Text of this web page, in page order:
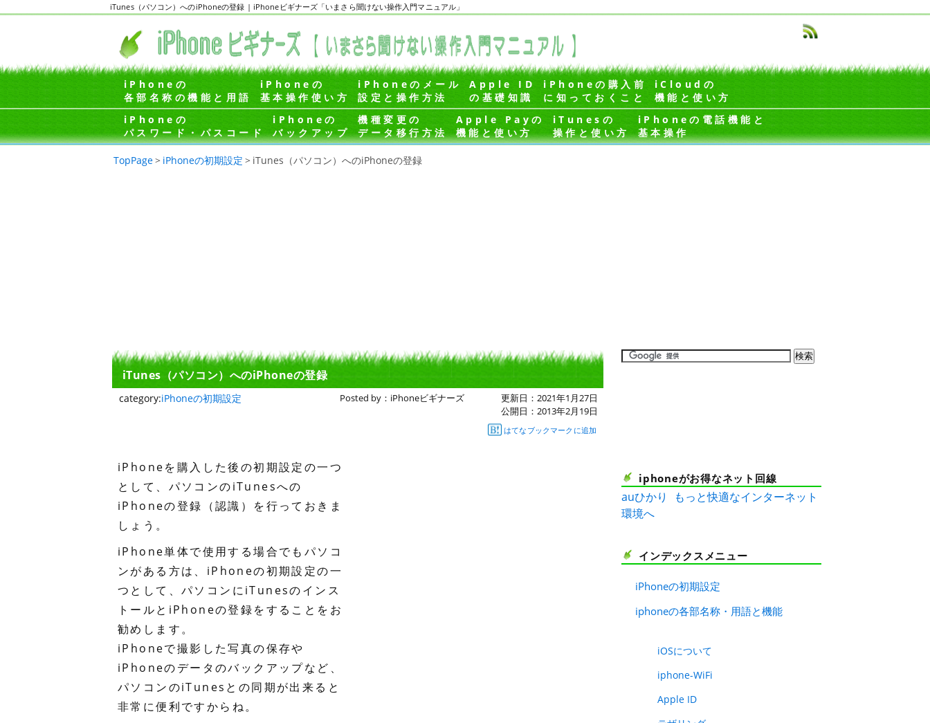
iTunes（パソコン）へのiPhoneの登録 | iPhoneビギナーズ「いまさら聞けない操作入門マニュアル」
iPhoneの
各部名称の機能と用語
iPhoneの
基本操作使い方
iPhoneのメール
設定と操作方法
Apple ID
の基礎知識
iPhoneの購入前
に知っておくこと
iCloudの
機能と使い方
iPhoneの
パスワード・パスコード
iPhoneの
バックアップ
機種変更の
データ移行方法
Apple Payの
機能と使い方
iTunesの
操作と使い方
iPhoneの電話機能と
基本操作
TopPage> iPhoneの初期設定 > iTunes（パソコン）へのiPhoneの登録
iTunes（パソコン）へのiPhoneの登録
category:iPhoneの初期設定 Posted by： iPhoneビギナーズ 更新日： 2021年1月27日
公開日： 2013年2月19日
はてなブックマークに追加
iPhoneを購入した後の初期設定の一つ
として、パソコンのiTunesへの
iPhoneの登録（認識）を行っておきま
しょう。
iPhone単体で使用する場合でもパソコ
ンがある方は、iPhoneの初期設定の一
つとして、パソコンにiTunesのインス
トールとiPhoneの登録をすることをお
勧めします。
iPhoneで撮影した写真の保存や
iPhoneのデータのバックアップなど、
パソコンのiTunesとの同期が出来ると
非常に便利ですからね。
iphoneがお得なネット回線
auひかり
もっと快適なインターネット
環境へ
インデックスメニュー
iPhoneの初期設定
iphoneの各部名称・用語と機能
iOSについて
iphone-WiFi
Apple ID